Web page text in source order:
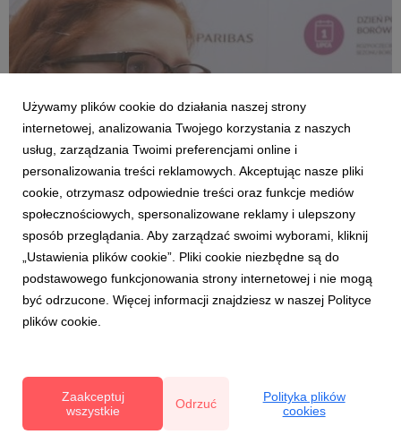
DLA PLANTATORÓW
Razem możemy więcej
21 maja 2018
Plantatorzy borówki mogą być wzorem. Wspólne
działanie producentów to dziś podstawa wszelkiej
działalności. Branżowym koordynatorem wielu
Fundacja pokazuje, że współpraca j...
Używamy plików cookie do działania naszej strony
internetowej, analizowania Twojego korzystania z naszych
usług, zarządzania Twoimi preferencjami online i
personalizowania treści reklamowych. Akceptując nasze pliki
cookie, otrzymasz odpowiednie treści oraz funkcje mediów
społecznościowych, spersonalizowane reklamy i ulepszony
sposób przeglądania. Aby zarządzać swoimi wyborami, kliknij
„Ustawienia plików cookie”. Pliki cookie niezbędne są do
podstawowego funkcjonowania strony internetowej i nie mogą
być odrzucone. Więcej informacji znajdziesz w naszej Polityce
plików cookie.
Zaakceptuj
wszystkie
Odrzuć
Polityka plików
cookies